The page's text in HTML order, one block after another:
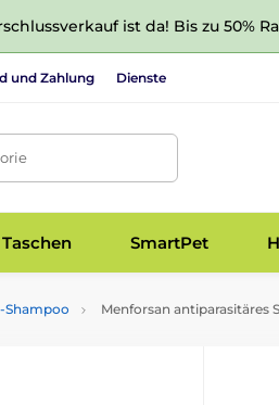
ist da! Bis zu 50%
und Zahlung Dienste
SmartPet
Shampoo Menforsan